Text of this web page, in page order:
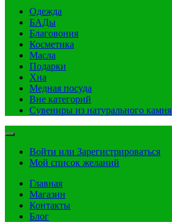
Одежда
БАДы
Благовония
Косметика
Масла
Подарки
Хна
Медная посуда
Вне категорий
Сувениры из натурального камня
Войти или Зарегистрироваться
Мой список желаний
Главная
Магазин
Контакты
Блог